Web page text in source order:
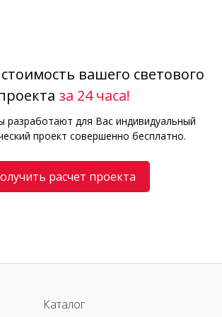
стоимость вашего светового
за 24 часа!
разработают для Вас индивидуальный
проект совершенно бесплатно.
расчет проекта
Каталог